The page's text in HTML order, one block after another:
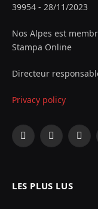
39954 - 28/11/2023
Nos Alpes est
Stampa Online
Directeur
Privacy policy
Facebook
X
LES PLUS LUS